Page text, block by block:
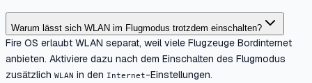
Warum lässt sich WLAN im Flugmodus trotzdem einschalten?
Fire OS erlaubt WLAN separat, weil viele Flugzeuge Bordinternet
anbieten. Aktiviere dazu nach dem Einschalten des Flugmodus
zusätzlich WLAN in den Internet-Einstellungen.